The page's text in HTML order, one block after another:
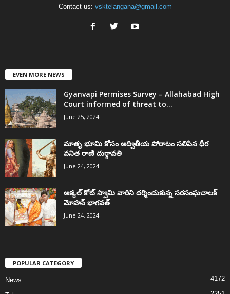
Contact us: vsktelangana@gmail.com
EVEN MORE NEWS
Gyanvapi Permises Survey – Allahabad High
Court informed of threat to...
June 25, 2024
మాతృ భూమి కోసం అద్వితీయ పోరాటం సలిపిన ధీర
వనిత రాణి దుర్గావతి
June 24, 2024
అక్కల్‌ కోట్‌ స్వామి వారిని దర్శించుకున్న సరసంఘచాలక్
మోహన్ భాగవత్
June 24, 2024
POPULAR CATEGORY
News 4172